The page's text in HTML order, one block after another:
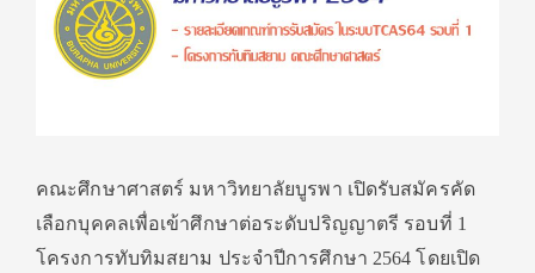
คณะศึกษาศาสตร์ มหาวิทยาลัยบูรพา เปิดรับสมัครคัด
เลือกบุคคลเพื่อเข้าศึกษาต่อระดับปริญญาตรี รอบที่ 1
โครงการทับทิมสยาม ประจำปีการศึกษา 2564 โดยเปิด